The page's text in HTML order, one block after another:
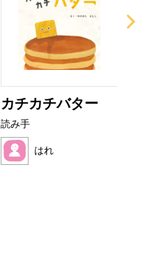
カチカチバター
読み手
はれ